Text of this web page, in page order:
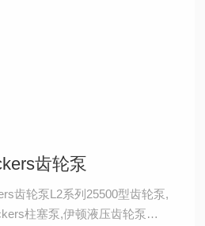
齿轮泵
齿轮泵L2系列25500型齿轮泵,
柱塞泵,伊顿液压齿轮泵